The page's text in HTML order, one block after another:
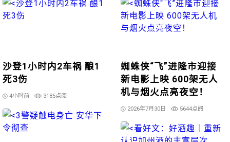
沙登1小时内2车祸 酿1
死3伤
4小时前 3185点阅
蜘蛛侠“飞”进隆市迎接
新电影上映 600架无人
机与烟火点亮夜空！
2026年7月30日 5644点阅